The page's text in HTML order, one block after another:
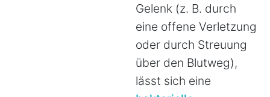
Gelenk (z. B. durch
eine offene Verletzung
oder durch Streuung
über den Blutweg),
lässt sich eine